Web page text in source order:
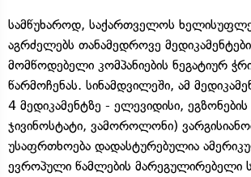
სამწუხაროდ, საქართველოს
აგრძელებს თანამედროვე
მომწოდებელი კომპანიების ნეგატიურ
წარმოჩენას. სინამდვილეში, ამ
4 მედიკამენტზე - ელევიდისი,
ჯივინოსტატი, ვამოროლონი)
უსაფრთხოება დადასტურებულია
ევროპული წამლების მარეგულირებელი